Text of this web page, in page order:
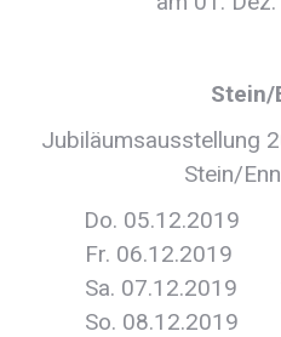
Stein/
Jubiläumsausstellung
Stein/
Do. 05.12.2019
Fr. 06.12.2019
Sa. 07.12.2019
So. 08.12.2019